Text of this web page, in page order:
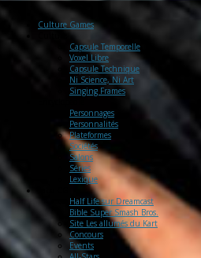
Culture Games
Capsule Temporelle
Voxel Libre
Capsule Technique
Ni Science, Ni Art
Singing Frames
Personnages
Personnalités
Plateformes
Sociétés
Salons
Séries
Lexique
Half Life sur Dreamcast
Bible Super Smash Bros.
Site Les allumés du Kart
Concours
Events